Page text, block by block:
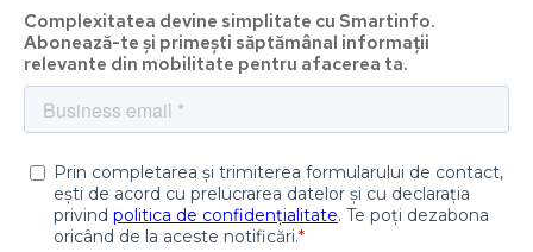
Complexitatea devine simplitate cu Smartinfo.
Abonează-te și primești săptămânal informații
relevante din mobilitate pentru afacerea ta.